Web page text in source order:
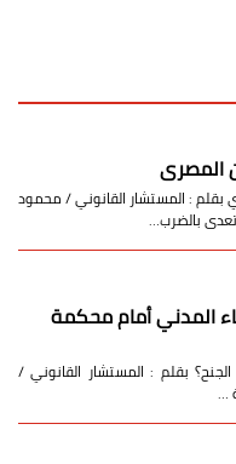
المصري
بقلم : المستشار القانوني / محمود
بالضرب…
المدني أمام محكمة
بقلم : المستشار القانوني /
…